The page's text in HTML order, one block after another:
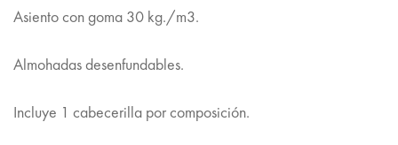
Asiento con goma 30 kg./m3.
Almohadas desenfundables.
Incluye 1 cabecerilla por composición.